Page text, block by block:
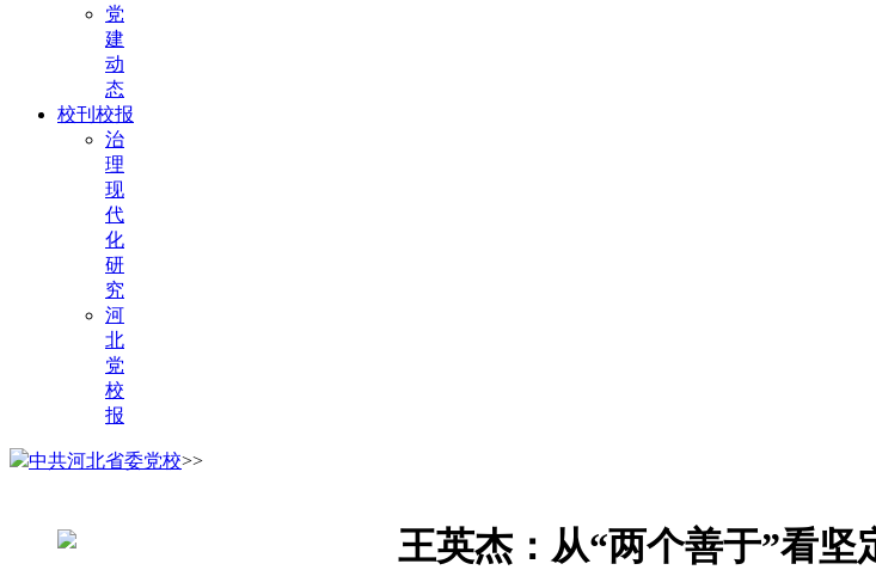
党
建
动
态
校刊校报
治
理
现
代
化
研
究
河
北
党
校
报
中共河北省委党校>>
王英杰：从“两个善于”看